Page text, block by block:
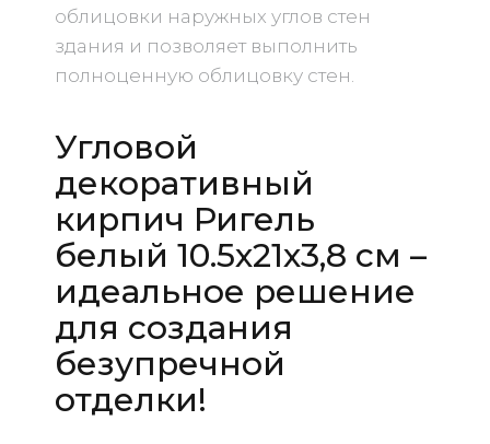
облицовки наружных углов стен
здания и позволяет выполнить
полноценную облицовку стен.
Угловой
декоративный
кирпич Ригель
белый 10.5х21х3,8 см –
идеальное решение
для создания
безупречной
отделки!